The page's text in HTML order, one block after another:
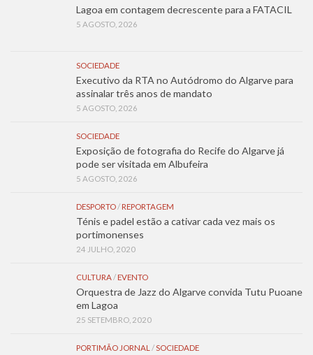
Lagoa em contagem decrescente para a FATACIL
5 AGOSTO, 2026
SOCIEDADE
Executivo da RTA no Autódromo do Algarve para
assinalar três anos de mandato
5 AGOSTO, 2026
SOCIEDADE
Exposição de fotografia do Recife do Algarve já
pode ser visitada em Albufeira
5 AGOSTO, 2026
DESPORTO/ REPORTAGEM
Ténis e padel estão a cativar cada vez mais os
portimonenses
24 JULHO, 2020
CULTURA/ EVENTO
Orquestra de Jazz do Algarve convida Tutu Puoane
em Lagoa
25 SETEMBRO, 2020
PORTIMÃO JORNAL /SOCIEDADE